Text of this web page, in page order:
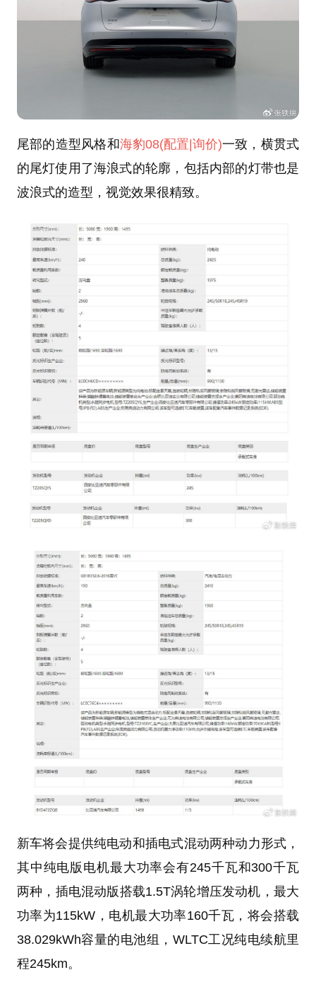
尾部的造型风格和海豹08(配置 |询价)一致，横贯式
的尾灯使用了海浪式的轮廓，包括内部的灯带也是
波浪式的造型，视觉效果很精致。
新车将会提供纯电动和插电式混动两种动力形式，
其中纯电版电机最大功率会有245千瓦和300千瓦
两种，插电混动版搭载1.5T涡轮增压发动机，最大
功率为115kW，电机最大功率160千瓦，将会搭载
38.029kWh容量的电池组，WLTC工况纯电续航里
程245km。